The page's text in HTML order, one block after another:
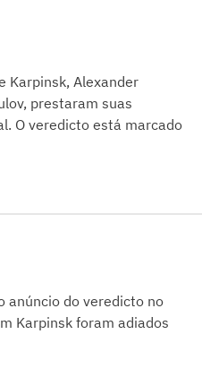
Karpinsk, Alexander
prestaram suas
O veredicto está marcado
anúncio do veredicto no
Karpinsk foram adiados